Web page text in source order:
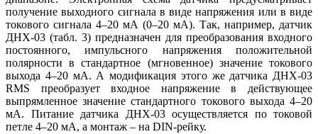
получение выходного сигнала в виде напряжения или в виде
токового сигнала 4–20 мА (0–20 мА). Так, например, датчик
ДНХ-03 (табл. 3) предназначен для преоб­разования входного
постоянного, импульсного напряжения положительной
полярности в стандартное (мгновенное) значение токового
выхода 4–20 мА. А модификация этого же датчика ДНХ-03
RMS преобразует входное напряжение в действующее
выпрямленное значение стандартного токового выхода 4–20
мА. Питание датчика ДНХ-03 осуществляется по токовой
петле 4–20 мА, а монтаж – на DIN-рейку.